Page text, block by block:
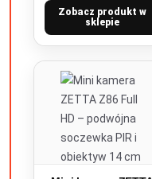
Zobacz produkt w
sklepie